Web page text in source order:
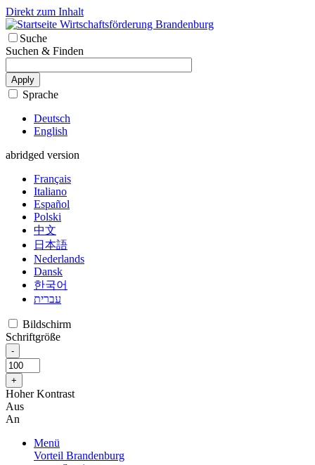
Direkt zum Inhalt
Wirtschaftsförderung Brandenburg
Suche
Suchen & Finden
Apply
Sprache
Deutsch
English
abridged version
Français
Italiano
Español
Polski
中文
日本語
Nederlands
Dansk
한국어
עברית
Bildschirm
Schriftgröße
Hoher Kontrast
Aus
An
Menü
Vorteil Brandenburg